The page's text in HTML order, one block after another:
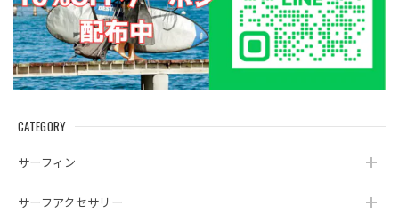
CATEGORY
サーフィン
サーフアクセサリー